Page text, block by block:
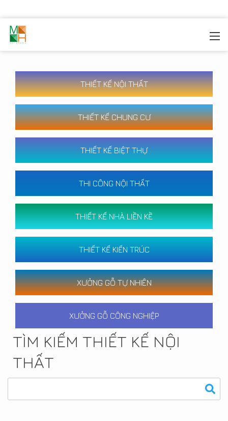
THIẾT KẾ NỘI THẤT
THIẾT KẾ CHUNG CƯ
THIẾT KẾ BIỆT THỰ
THI CÔNG NỘI THẤT
THIẾT KẾ NHÀ LIỀN KỀ
THIẾT KẾ KIẾN TRÚC
XƯỞNG GỖ TỰ NHIÊN
XƯỞNG GỖ CÔNG NGHIỆP
TÌM KIẾM THIẾT KẾ NỘI
THẤT